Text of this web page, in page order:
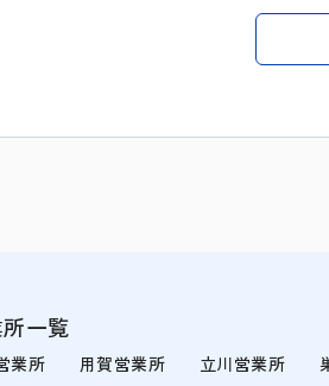
一覧
業所
用賀営業所
立川営業所